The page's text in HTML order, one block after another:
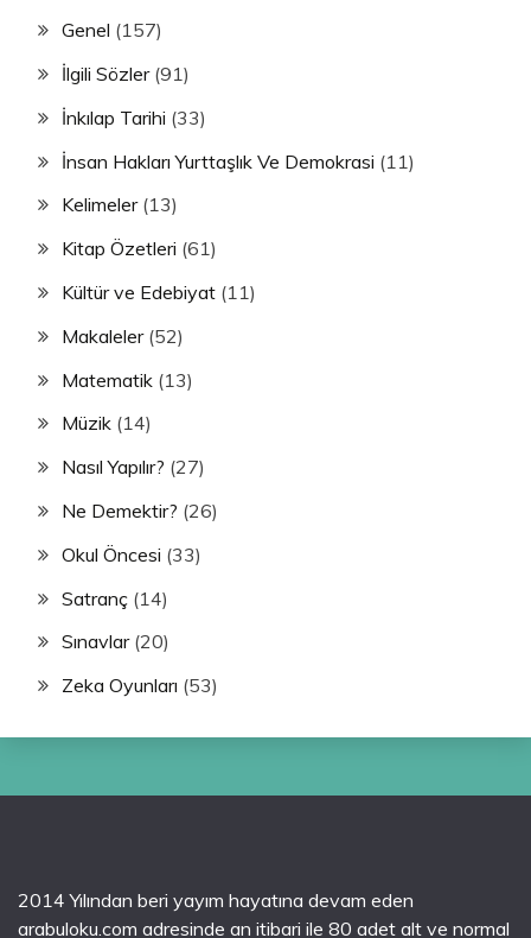
Genel (157)
İlgili Sözler(91)
İnkılap Tarihi (33)
İnsan Hakları Yurttaşlık Ve Demokrasi (11)
Kelimeler(13)
Kitap Özetleri (61)
Kültür ve Edebiyat (11)
Makaleler(52)
Matematik (13)
Müzik (14)
Nasıl Yapılır? (27)
Ne Demektir? (26)
Okul Öncesi (33)
Satranç (14)
Sınavlar(20)
Zeka Oyunları (53)
2014 Yılından beri yayım hayatına devam eden
arabuloku.com adresinde an itibari ile 80 adet alt ve normal